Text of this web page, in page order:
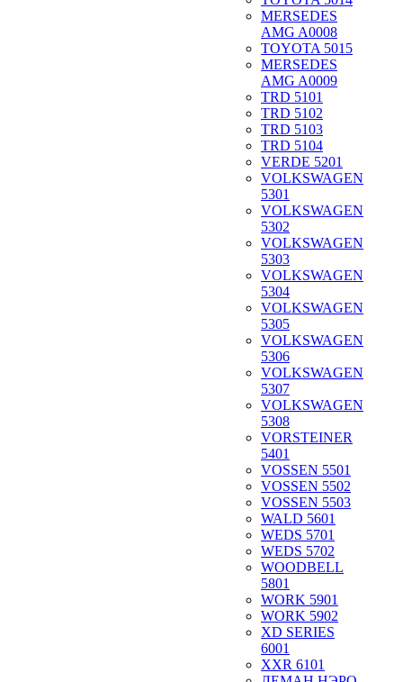
MERSEDES
AMG A0008
TOYOTA 5015
MERSEDES
AMG A0009
TRD 5101
TRD 5102
TRD 5103
TRD 5104
VERDE 5201
VOLKSWAGEN
5301
VOLKSWAGEN
5302
VOLKSWAGEN
5303
VOLKSWAGEN
5304
VOLKSWAGEN
5305
VOLKSWAGEN
5306
VOLKSWAGEN
5307
VOLKSWAGEN
5308
VORSTEINER
5401
VOSSEN 5501
VOSSEN 5502
VOSSEN 5503
WALD 5601
WEDS 5701
WEDS 5702
WOODBELL
5801
WORK 5901
WORK 5902
XD SERIES
6001
XXR 6101